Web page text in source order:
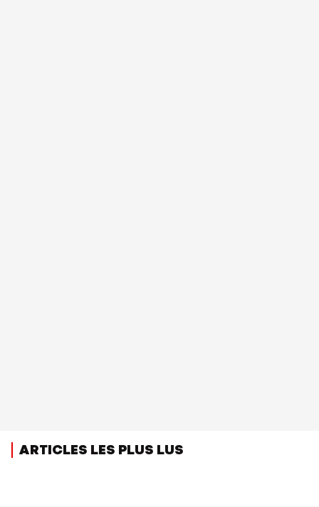
ARTICLES LES PLUS LUS